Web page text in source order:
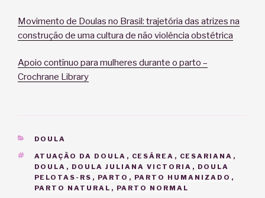
Movimento de Doulas no Brasil: trajetória das atrizes na
construção de uma cultura de não violência obstétrica
Apoio contínuo para mulheres durante o parto –
Crochrane Library
CATEGORIAS
DOULA
TAGS
ATUAÇÃO DA DOULA , CESÁREA , CESARIANA ,
DOULA , DOULA JULIANA VICTORIA , DOULA
PELOTAS-RS , PARTO , PARTO HUMANIZADO ,
PARTO NATURAL , PARTO NORMAL